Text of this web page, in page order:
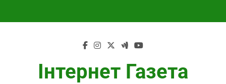
Інтернет Газета